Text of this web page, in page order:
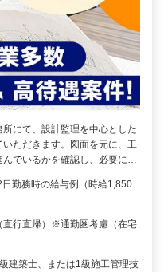
にて、設計監理を中心とした
ただきます。図面を元に、工
んでいるかを確認し、必要に…
勤務時の給与例（時給1,850
直行直帰）※通勤圏考慮（在宅
建築士、または1級施工管理技